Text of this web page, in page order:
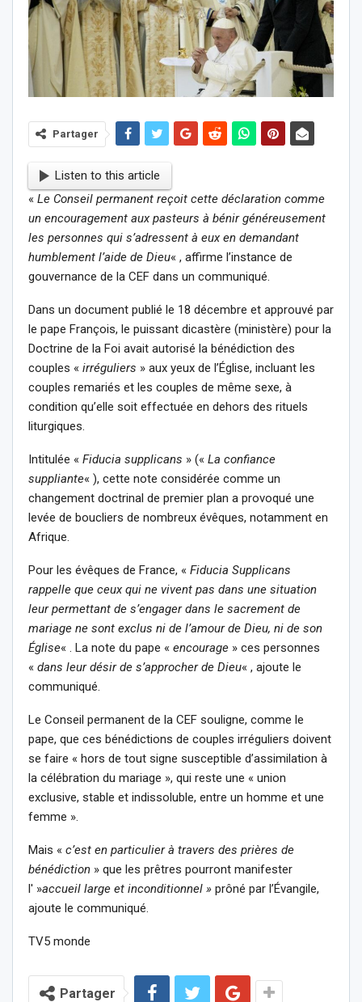
Partager
Listen to this article
« Le Conseil permanent reçoit cette déclaration comme
un encouragement aux pasteurs à bénir généreusement
les personnes qui s’adressent à eux en demandant
humblement l’aide de Dieu« , affirme l’instance de
gouvernance de la CEF dans un communiqué.
Dans un document publié le 18 décembre et approuvé par
le pape François, le puissant dicastère (ministère) pour la
Doctrine de la Foi avait autorisé la bénédiction des
couples « irréguliers » aux yeux de l’Église, incluant les
couples remariés et les couples de même sexe, à
condition qu’elle soit effectuée en dehors des rituels
liturgiques.
Intitulée « Fiducia supplicans » (« La confiance
suppliante« ), cette note considérée comme un
changement doctrinal de premier plan a provoqué une
levée de boucliers de nombreux évêques, notamment en
Afrique.
Pour les évêques de France, « Fiducia Supplicans
rappelle que ceux qui ne vivent pas dans une situation
leur permettant de s’engager dans le sacrement de
mariage ne sont exclus ni de l’amour de Dieu, ni de son
Église« . La note du pape « encourage » ces personnes
« dans leur désir de s’approcher de Dieu« , ajoute le
communiqué.
Le Conseil permanent de la CEF souligne, comme le
pape, que ces bénédictions de couples irréguliers doivent
se faire « hors de tout signe susceptible d’assimilation à
la célébration du mariage », qui reste une « union
exclusive, stable et indissoluble, entre un homme et une
femme ».
Mais « c’est en particulier à travers des prières de
bénédiction » que les prêtres pourront manifester
l' »accueil large et inconditionnel » prôné par l’Évangile,
ajoute le communiqué.
TV5 monde
Partager